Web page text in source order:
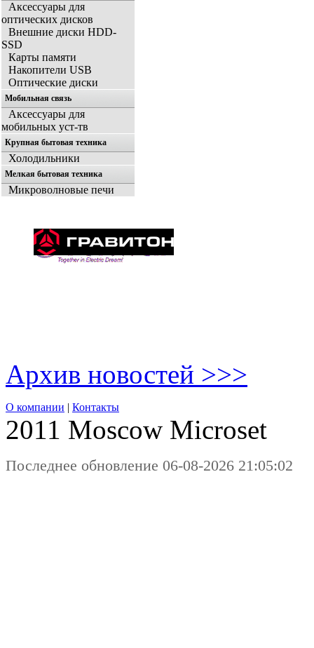
Аксессуары для
оптических дисков
Внешние диски HDD-
SSD
Карты памяти
Накопители USB
Оптические диски
Мобильная связь
Аксессуары для
мобильных уст-тв
Крупная бытовая техника
Холодильники
Мелкая бытовая техника
Микроволновые печи
Архив новостей >>>
О компании | Контакты
2011 Moscow Microset
Последнее обновление 06-08-2026 21:05:02